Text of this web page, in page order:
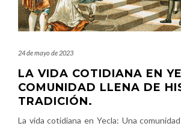
24 de mayo de 2023
LA VIDA COTIDIANA EN
COMUNIDAD LLENA DE
TRADICIÓN.
La vida cotidiana en Yecla: Una